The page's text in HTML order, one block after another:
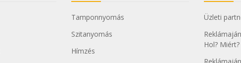
Tamponnyomás
Szitanyomás
Hímzés
Üzleti
Hol? Miért?